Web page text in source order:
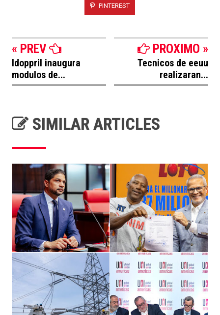
PINTEREST
« PREV
Idoppril inaugura
modulos de...
PROXIMO »
Tecnicos de eeuu
realizaran...
SIMILAR ARTICLES